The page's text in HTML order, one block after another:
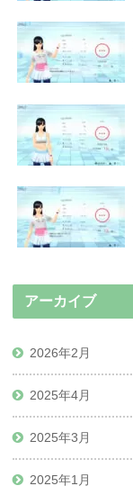
アーカイブ
2026年2月
2025年4月
2025年3月
2025年1月